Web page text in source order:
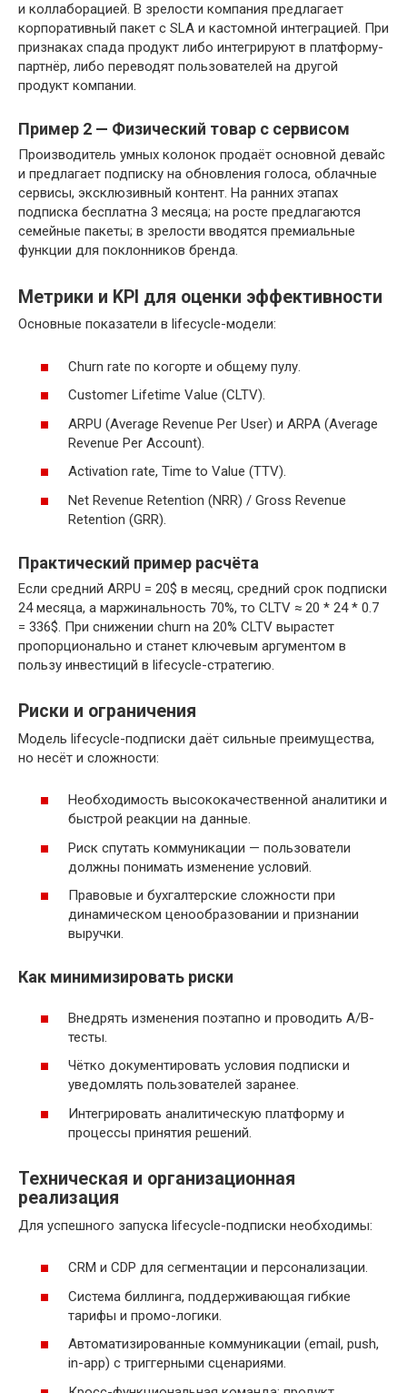
и коллаборацией. В зрелости компания предлагает
корпоративный пакет с SLA и кастомной интеграцией. При
признаках спада продукт либо интегрируют в платформу-
партнёр, либо переводят пользователей на другой
продукт компании.
Пример 2 — Физический товар с сервисом
Производитель умных колонок продаёт основной девайс
и предлагает подписку на обновления голоса, облачные
сервисы, эксклюзивный контент. На ранних этапах
подписка бесплатна 3 месяца; на росте предлагаются
семейные пакеты; в зрелости вводятся премиальные
функции для поклонников бренда.
Метрики и KPI для оценки эффективности
Основные показатели в lifecycle-модели:
Churn rate по когорте и общему пулу.
Customer Lifetime Value (CLTV).
ARPU (Average Revenue Per User) и ARPA (Average
Revenue Per Account).
Activation rate, Time to Value (TTV).
Net Revenue Retention (NRR) / Gross Revenue
Retention (GRR).
Практический пример расчёта
Если средний ARPU = 20$ в месяц, средний срок подписки
24 месяца, а маржинальность 70%, то CLTV ≈ 20 * 24 * 0.7
= 336$. При снижении churn на 20% CLTV вырастет
пропорционально и станет ключевым аргументом в
пользу инвестиций в lifecycle-стратегию.
Риски и ограничения
Модель lifecycle-подписки даёт сильные преимущества,
но несёт и сложности:
Необходимость высококачественной аналитики и
быстрой реакции на данные.
Риск спутать коммуникации — пользователи
должны понимать изменение условий.
Правовые и бухгалтерские сложности при
динамическом ценообразовании и признании
выручки.
Как минимизировать риски
Внедрять изменения поэтапно и проводить A/B-
тесты.
Чётко документировать условия подписки и
уведомлять пользователей заранее.
Интегрировать аналитическую платформу и
процессы принятия решений.
Техническая и организационная
реализация
Для успешного запуска lifecycle-подписки необходимы:
CRM и CDP для сегментации и персонализации.
Система биллинга, поддерживающая гибкие
тарифы и промо-логики.
Автоматизированные коммуникации (email, push,
in-app) с триггерными сценариями.